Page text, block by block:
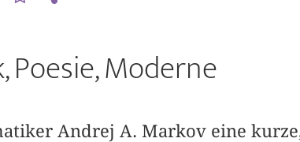
Moderne
Andrej A. Markov eine